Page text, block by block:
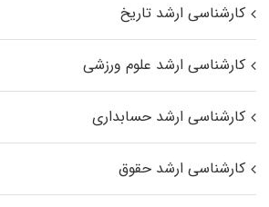
کارشناسی ارشد تاریخ
کارشناسی ارشد علوم ورزشی
کارشناسی ارشد حسابداری
کارشناسی ارشد حقوق